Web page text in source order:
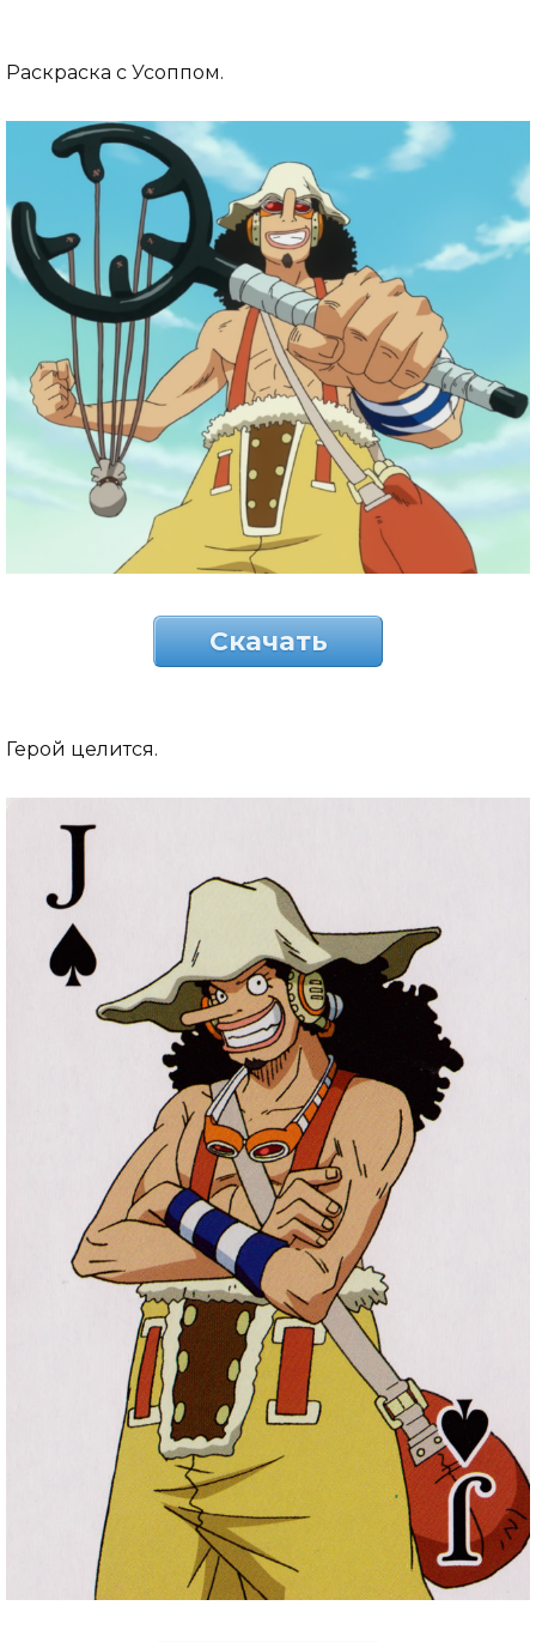
Раскраска с Усоппом.
Скачать
Герой целится.